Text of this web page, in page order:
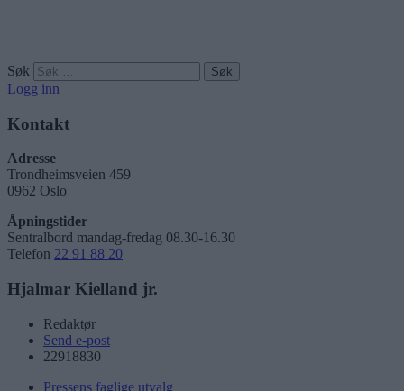
Søk
Logg inn
Kontakt
Adresse
Trondheimsveien 459
0962 Oslo
Åpningstider
Sentralbord mandag-fredag 08.30-16.30
Telefon 22 91 88 20
Hjalmar Kielland jr.
Redaktør
Send e-post
22918830
Pressens faglige utvalg